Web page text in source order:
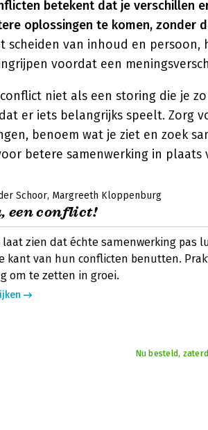
betekent dat je verschillen
oplossingen te komen, zonder
scheiden van inhoud en persoon,
voordat een
niet als een storing die je
er iets belangrijks speelt. Zorg
benoem wat je ziet en zoek
betere samenwerking in plaats
Schoor Margreeth Kloppenburg
een conflict!
laat zien dat échte samenwerking pas
kant van hun conflicten benutten.
om te zetten in groei.
Nu besteld,